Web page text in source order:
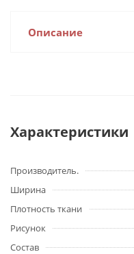
Описание
Характеристики
Производитель.
Ширина
Плотность ткани
Рисунок
Состав